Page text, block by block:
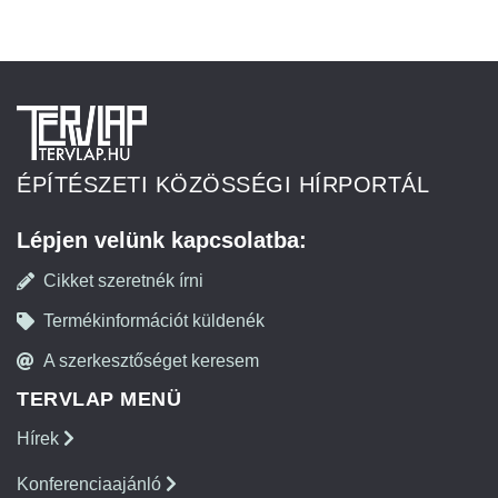
ÉPÍTÉSZETI KÖZÖSSÉGI HÍRPORTÁL
Lépjen velünk kapcsolatba:
Cikket szeretnék írni
Termékinformációt küldenék
A szerkesztőséget keresem
TERVLAP MENÜ
Hírek
Konferenciaajánló